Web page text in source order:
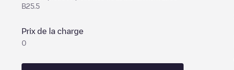
B25.5
Prix de la charge
0